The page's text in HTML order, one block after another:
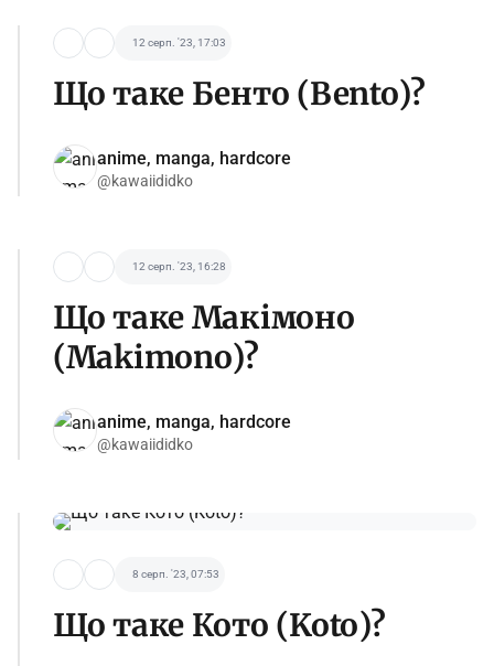
12 серп. '23, 17:03
Що таке Бенто (Bento)?
anime, manga, hardcore
@kawaiididko
12 серп. '23, 16:28
Що таке Макімоно
(Makimono)?
anime, manga, hardcore
@kawaiididko
8 серп. '23, 07:53
Що таке Кото (Koto)?